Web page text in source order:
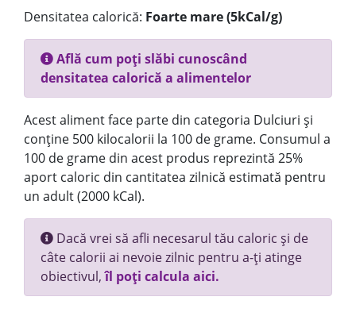
Densitatea calorică: Foarte mare (5kCal/g)
Află cum poți slăbi cunoscând
densitatea calorică a alimentelor
Acest aliment face parte din categoria Dulciuri și
conține 500 kilocalorii la 100 de grame. Consumul a
100 de grame din acest produs reprezintă 25%
aport caloric din cantitatea zilnică estimată pentru
un adult (2000 kCal).
Dacă vrei să afli necesarul tău caloric și de
câte calorii ai nevoie zilnic pentru a-ți atinge
obiectivul,îl poți calcula aici.